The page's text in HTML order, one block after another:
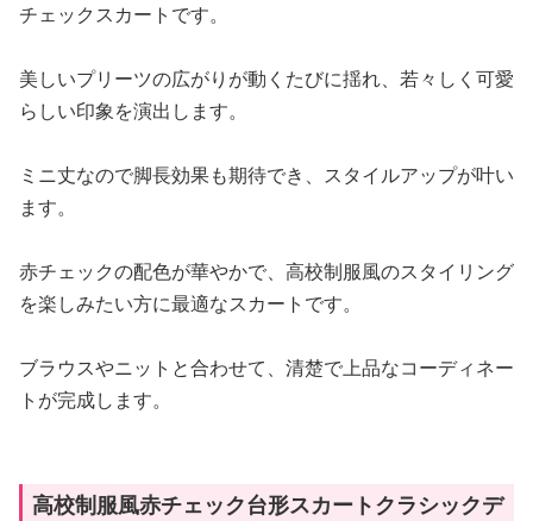
チェックスカートです。
美しいプリーツの広がりが動くたびに揺れ、若々しく可愛
らしい印象を演出します。
ミニ丈なので脚長効果も期待でき、スタイルアップが叶い
ます。
赤チェックの配色が華やかで、高校制服風のスタイリング
を楽しみたい方に最適なスカートです。
ブラウスやニットと合わせて、清楚で上品なコーディネー
トが完成します。
高校制服風赤チェック台形スカートクラシックデ